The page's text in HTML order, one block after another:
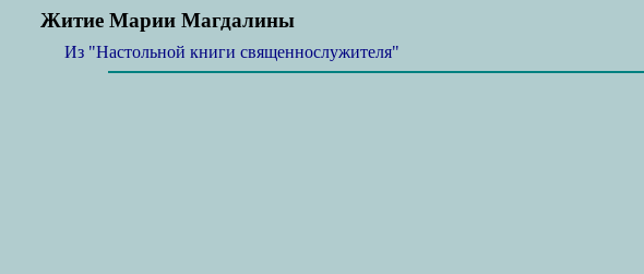
Житие Марии Магдалины
Из "Настольной книги священнослужителя"